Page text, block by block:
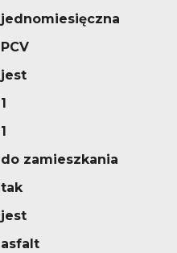
jednomiesięczna
PCV
jest
1
1
do zamieszkania
tak
jest
asfalt